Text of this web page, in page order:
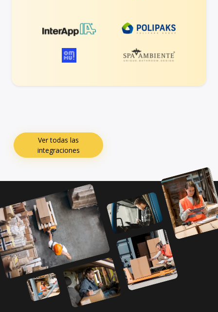
Ver todas las
integraciones